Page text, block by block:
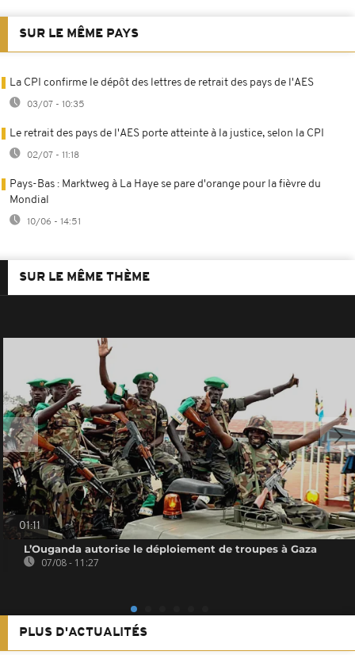
SUR LE MÊME PAYS
La CPI confirme le dépôt des lettres de retrait des pays de l'AES
03/07 - 10:35
Le retrait des pays de l'AES porte atteinte à la justice, selon la CPI
02/07 - 11:18
Pays-Bas : Marktweg à La Haye se pare d'orange pour la fièvre du
Mondial
10/06 - 14:51
SUR LE MÊME THÈME
01:11
L’Ouganda autorise le déploiement de troupes à Gaza
07/08 - 11:27
PLUS D'ACTUALITÉS